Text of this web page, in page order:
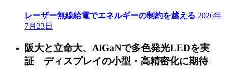
レーザー無線給電でエネルギーの制約を越える 2026年
7月23日
阪大と立命大、AlGaNで多色発光LEDを実
証 ディスプレイの小型・高精密化に期待